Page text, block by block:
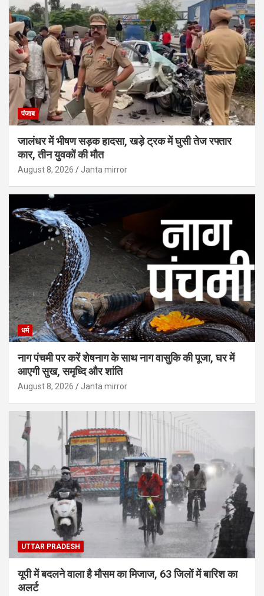
पंजाब
जालंधर में भीषण सड़क हादसा, खड़े ट्रक में घुसी तेज रफ्तार
कार, तीन युवकों की मौत
August 8, 2026 Janta mirror
धर्म
नाग पंचमी पर करें शेषनाग के साथ नाग वासुकि की पूजा, घर में
आएगी सुख, समृध्दि और शांति
August 8, 2026 Janta mirror
UTTAR PRADESH
यूपी में बदलने वाला है मौसम का मिजाज, 63 जिलों में बारिश का
अलर्ट